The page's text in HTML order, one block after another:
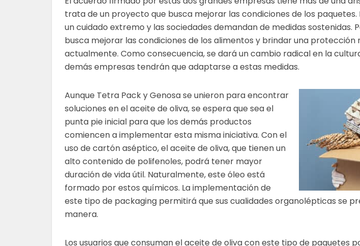
trata de un proyecto que busca mejorar las condiciones de los paquetes.
un cuidado extremo y las sociedades demandan de medidas sostenidas.
busca mejorar las condiciones de los alimentos y brindar una protección
actualmente. Como consecuencia, se dará un cambio radical en la
demás empresas tendrán que adaptarse a estas medidas.
Aunque Tetra Pack yGenosase unieron para encontrar
soluciones en el aceite de oliva, se espera que seael
punta pie inicial para que los demás productos
comiencen a implementar esta misma iniciativa. Con el
uso de cartón aséptico, el aceite de oliva, que tienen un
alto contenido de polifenoles, podrá tener mayor
duración de vida útil. Naturalmente, este óleo está
formado por estos químicos. La implementación de
este tipo de packaging permitirá que sus cualidades organolépticas se
manera.
Los usuarios que consuman el aceite de oliva con este tipo de paquetes